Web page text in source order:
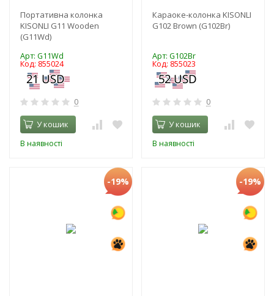
Портативна колонка
KISONLI G11 Wooden
(G11Wd)
Арт: G11Wd
Код: 855024
0
У кошик
В наявності
Караоке-колонка KISONLI
G102 Brown (G102Br)
Арт: G102Br
Код: 855023
0
У кошик
В наявності
-19% -19%